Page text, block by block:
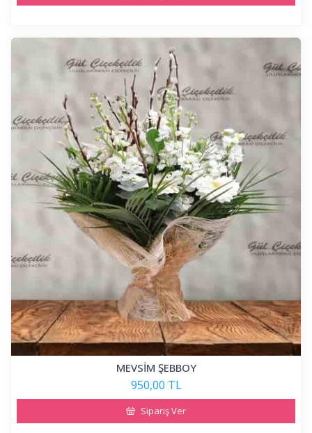
MEVSİM ŞEBBOY
950,00 TL
Sipariş Ver